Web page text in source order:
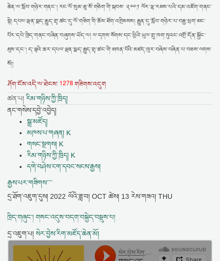
ཆེན་ལ་སློབ་གཉེར་གནང་། རང་ལོ་སུམ་ཅུ་སོ་གཅིག་གི་སྐབས་ ༢༠༠༡ ལོར་ལྷ་རམས་པའི་དམ་འཇོག་གནང་
སྟེ། དཔལ་ལྡན་སྨད་རྒྱུད་གྲྭ་ཚང་དུ་ལོ་གཅིག་གི་ཆོས་ཐོག་འགྲིམསས། རྒྱུན་དུ་སློབ་གཉེར་པ་བརྒྱ་ཕྲག་མང་
པོར་དཔེ་ཁྲིད་གནང་བཞིན་བཞུགས་ཡོད་ལ། ལ་དྭགས་སོགས་དང་ཕྱིའི་ཡུལ་གྲུ་ཁག་ཏུའང་འགྲོ་དོན་སྐྱོང་
མུས་དང་། ད་ལྟའི་ཆར་དཔལ་ལྡན་སྨད་རྒྱུད་གྲྭ་ཚང་གི་མཁན་པོའི་མཛད་ཁུར་བཞེས་བཞིན་པ་བཅས་ལགས་
སོ།།
ཤོག་ངོས་འདི་ལ་ཐེངས་ 1278 གཟིགས་འདུག
ཚན་པ། རིམ་གཉིས་ཀྱི་ཁྲིད།
ནང་གསེས་དབྱེ་འབྱེད།
སྒྲ་མཛོད།
མཁས་པ་གཞན། K
གསང་སྔགས། K
རིམ་གཉིས་ཀྱི་ཁྲིད། K
དགེ་བཤེས་ངག་དབང་སངས་རྒྱས།
རྒྱས་པར་གཟིགས་་་་
དྲ་ཐོག་འཇུག་དུས། 2022 ལོའི་ཟླ་བ། OCT ཚེས། 13 རེས་གཟའ། THU
ཁྲིད་གཞུང་། གསང་འདུས་བདག་བསྐྱེད་བསྡུས་པ།
དྲ་འཇུག་པ། སེར་བྱེས་རིག་མཛོད་ཆེན་མོ།